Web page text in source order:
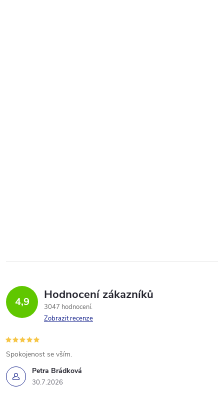
4,9 Hodnocení zákazníků
3047 hodnocení
Zobrazit recenze
Petra Brádková
30.7.2026
Spokojenost se vším.